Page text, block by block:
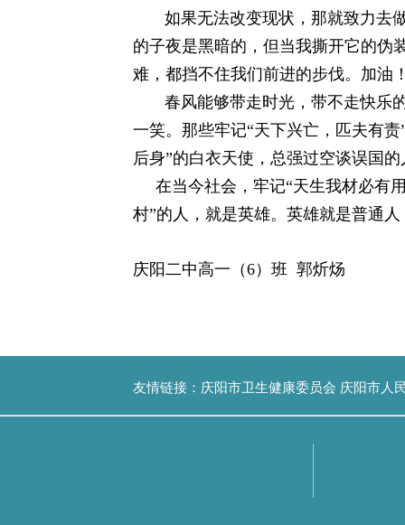
如果无法改变现状，那就致力去做
的子夜是黑暗的，但当我撕开它的伪
难，都挡不住我们前进的步伐。加油
春风能够带走时光，带不走快乐的
一笑。那些牢记“天下兴亡，匹夫有
后身”的白衣天使，总强过空谈误国
在当今社会，牢记“天生我材必有用
村”的人，就是英雄。英雄就是普通
庆阳二中高一（6）班 郭炘炀
友情链接： 庆阳市卫生健康委员会 庆阳市人